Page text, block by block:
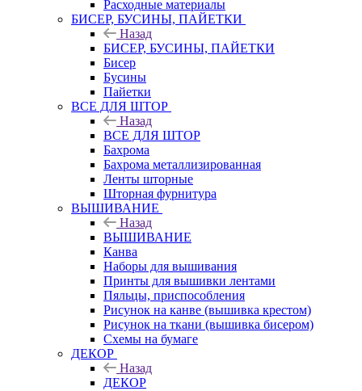
Расходные материалы
БИСЕР, БУСИНЫ, ПАЙЕТКИ
Назад
БИСЕР, БУСИНЫ, ПАЙЕТКИ
Бисер
Бусины
Пайетки
ВСЕ ДЛЯ ШТОР
Назад
ВСЕ ДЛЯ ШТОР
Бахрома
Бахрома металлизированная
Ленты шторные
Шторная фурнитура
ВЫШИВАНИЕ
Назад
ВЫШИВАНИЕ
Канва
Наборы для вышивания
Принты для вышивки лентами
Пяльцы, приспособления
Рисунок на канве (вышивка крестом)
Рисунок на ткани (вышивка бисером)
Схемы на бумаге
ДЕКОР
Назад
ДЕКОР